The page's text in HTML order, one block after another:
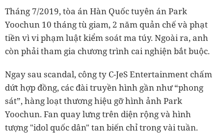
Tháng 7/2019, tòa án Hàn Quốc tuyên án Park
Yoochun 10 tháng tù giam, 2 năm quản chế và phạt
tiền vì vi phạm luật kiểm soát ma túy. Ngoài ra, anh
còn phải tham gia chương trình cai nghiện bắt buộc.
Ngay sau scandal, công ty C-JeS Entertainment chấm
dứt hợp đồng, các đài truyền hình gần như “phong
sát”, hàng loạt thương hiệu gỡ hình ảnh Park
Yoochun. Fan quay lưng trên diện rộng và hình
tượng "idol quốc dân" tan biến chỉ trong vài tuần.